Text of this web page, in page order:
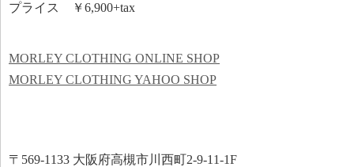
プライス ￥6,900+tax
MORLEY CLOTHING ONLINE SHOP
MORLEY CLOTHING YAHOO SHOP
〒569-1133 大阪府高槻市川西町2-9-11-1F